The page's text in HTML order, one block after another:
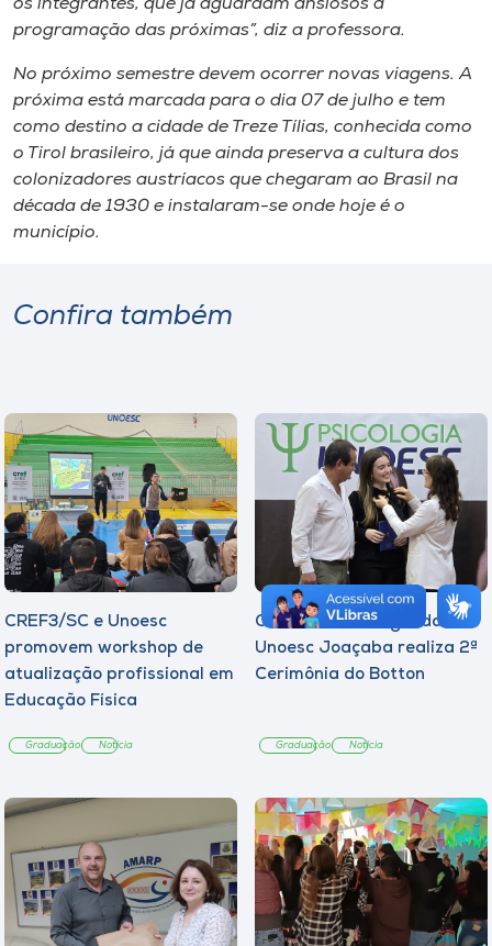
os integrantes, que já aguardam ansiosos a
programação das próximas”, diz a professora.
No próximo semestre devem ocorrer novas viagens. A
próxima está marcada para o dia 07 de julho e tem
como destino a cidade de Treze Tílias, conhecida como
o Tirol brasileiro, já que ainda preserva a cultura dos
colonizadores austríacos que chegaram ao Brasil na
década de 1930 e instalaram-se onde hoje é o
município.
Confira também
CREF3/SC e Unoesc
promovem workshop de
atualização profissional em
Educação Física
Graduação Notícia
Curso de Psicologia da
Unoesc Joaçaba realiza 2ª
Cerimônia do Botton
Graduação Notícia